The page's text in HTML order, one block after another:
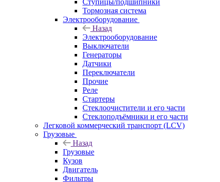
Ступицы/подшипники
Тормозная система
Электрооборудование
Назад
Электрооборудование
Выключатели
Генераторы
Датчики
Переключатели
Прочие
Реле
Стартеры
Стеклоочистители и его части
Стеклоподъёмники и его части
Легковой коммерческий транспорт (LCV)
Грузовые
Назад
Грузовые
Кузов
Двигатель
Фильтры